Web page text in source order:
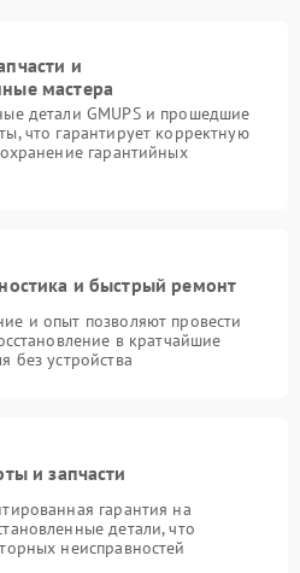
и
мастера
детали GMUPS и прошедшие
что гарантирует корректную
гарантийных
и быстрый ремонт
и опыт позволяют провести
в кратчайшие
без устройства
и запчасти
гарантия на
детали, что
неисправностей